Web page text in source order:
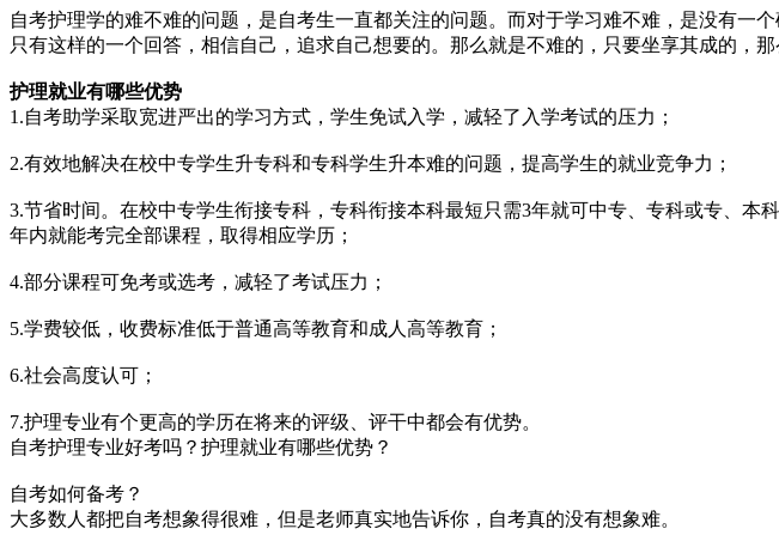
自考护理学的难不难的问题，是自考生一直都关注的问题。而对于学习难不难，是没有一
只有这样的一个回答，相信自己，追求自己想要的。那么就是不难的，只要坐享其成的，那
护理就业有哪些优势
1.自考助学采取宽进严出的学习方式，学生免试入学，减轻了入学考试的压力；
2.有效地解决在校中专学生升专科和专科学生升本难的问题，提高学生的就业竞争力；
3.节省时间。在校中专学生衔接专科，专科衔接本科最短只需3年就可中专、专科或专、
年内就能考完全部课程，取得相应学历；
4.部分课程可免考或选考，减轻了考试压力；
5.学费较低，收费标准低于普通高等教育和成人高等教育；
6.社会高度认可；
7.护理专业有个更高的学历在将来的评级、评干中都会有优势。
自考护理专业好考吗？护理就业有哪些优势？
自考如何备考？
大多数人都把自考想象得很难，但是老师真实地告诉你，自考真的没有想象难。